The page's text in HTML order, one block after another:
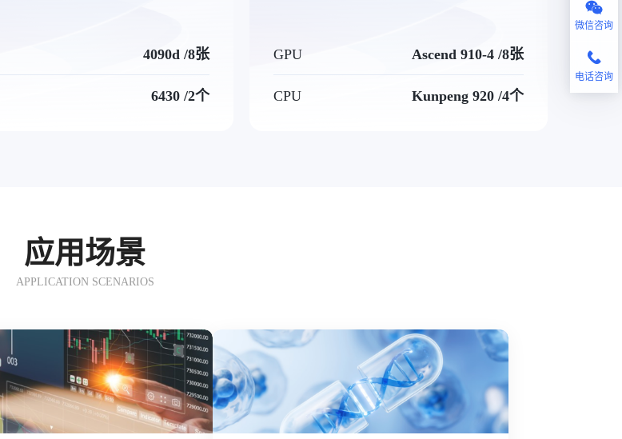
4090d /8张
6430 /2个
GPU Ascend 910-4 /8张
CPU Kunpeng 920 /4个
应用场景
APPLICATION SCENARIOS
微信咨询
电话咨询